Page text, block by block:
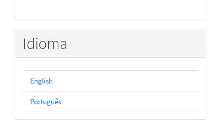
Idioma
English
Português